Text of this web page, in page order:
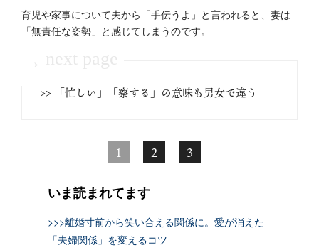
育児や家事について夫から「手伝うよ」と言われると、妻は
「無責任な姿勢」と感じてしまうのです。
>> 「忙しい」「察する」の意味も男女で違う
1 2 3
いま読まれてます
>>>離婚寸前から笑い合える関係に。愛が消えた
「夫婦関係」を変えるコツ